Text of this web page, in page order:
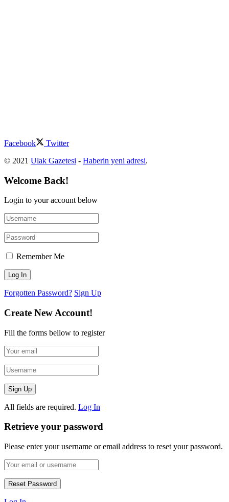
Facebook
Twitter
© 2021 Ulak Gazetesi - Haberin yeni adresi.
Welcome Back!
Login to your account below
Remember Me
Forgotten Password? Sign Up
Create New Account!
Fill the forms bellow to register
All fields are required. Log In
Retrieve your password
Please enter your username or email address to reset your password.